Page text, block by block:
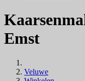
Emst
Veluwe